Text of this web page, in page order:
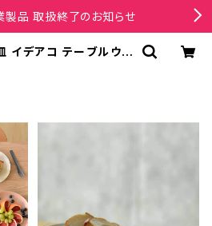
製品 取扱終了のお知らせ
イデアコ テーブルウェ